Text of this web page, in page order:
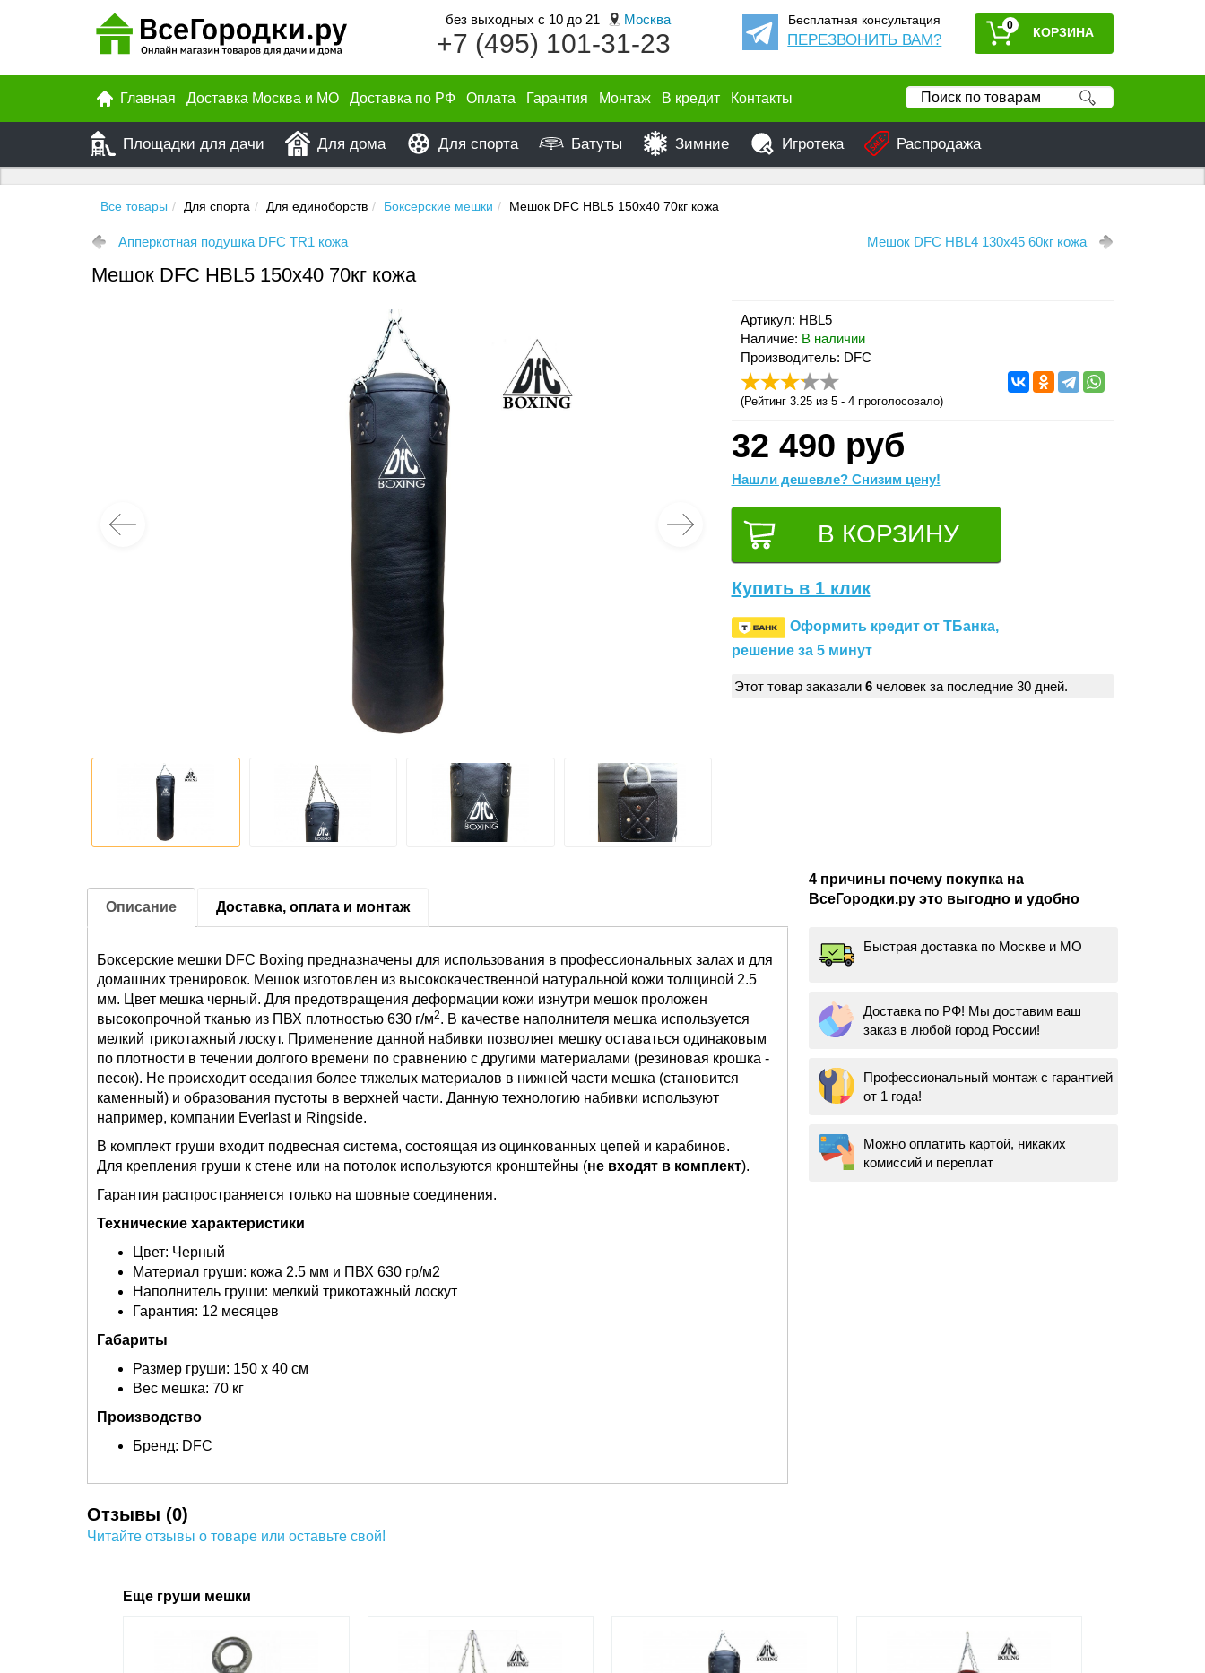
без выходных с 10 до 21 Москва
+7 (495) 101-31-23
Бесплатная консультация
ПЕРЕЗВОНИТЬ ВАМ?
0
Главная Доставка Москва и МО Доставка по РФ Оплата Гарантия Монтаж В кредит Контакты
Площадки для дачи Для дома Для спорта Батуты Зимние Игротека Распродажа
Все товары Для спорта Для единоборств Боксерские мешки Мешок DFC HBL5 150х40 70кг кожа
Апперкотная подушка DFC TR1 кожа Мешок DFC HBL4 130х45 60кг кожа
Мешок DFC HBL5 150х40 70кг кожа
Артикул: HBL5
Наличие: В наличии
Производитель: DFC
(Рейтинг 3.25из 5 - 4проголосовало)
32 490 руб
Нашли дешевле? Снизим цену!
Купить в 1 клик
Оформить кредит от ТБанка,
решение за 5 минут
Этот товар заказали 6человек за последние 30 дней.
Описание Доставка, оплата и монтаж
Боксерские мешки DFC Boxing предназначены для использования в профессиональных залах и для
домашних тренировок. Мешок изготовлен из высококачественной натуральной кожи толщиной 2.5
мм. Цвет мешка черный. Для предотвращения деформации кожи изнутри мешок проложен
высокопрочной тканью из ПВХ плотностью 630 г/м2. В качестве наполнителя мешка используется
мелкий трикотажный лоскут. Применение данной набивки позволяет мешку оставаться одинаковым
по плотности в течении долгого времени по сравнению с другими материалами (резиновая крошка -
песок). Не происходит оседания более тяжелых материалов в нижней части мешка (становится
каменный) и образования пустоты в верхней части. Данную технологию набивки используют
например, компании Everlast и Ringside.
В комплект груши входит подвесная система, состоящая из оцинкованных цепей и карабинов.
Для крепления груши к стене или на потолок используются кронштейны (не входят в комплект).
Гарантия распространяется только на шовные соединения.
Технические характеристики
Цвет: Черный
Материал груши: кожа 2.5 мм и ПВХ 630 гр/м2
Наполнитель груши: мелкий трикотажный лоскут
Гарантия: 12 месяцев
Габариты
Размер груши: 150 х 40 см
Вес мешка: 70 кг
Производство
Бренд: DFC
Отзывы (0)
Читайте отзывы о товаре или оставьте свой!
4 причины почему покупка на
ВсеГородки.ру это выгодно и удобно
Быстрая доставка по Москве и МО
Доставка по РФ! Мы доставим ваш
заказ в любой город России!
Профессиональный монтаж с гарантией
от 1 года!
Можно оплатить картой, никаких
комиссий и переплат
Еще груши мешки